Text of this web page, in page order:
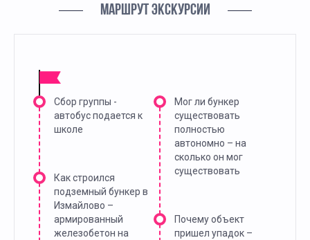
МАРШРУТ ЭКСКУРСИИ
Сбор группы -
автобус подается к
школе
Как строился
подземный бункер в
Измайлово –
армированный
железобетон на
Мог ли бункер
существовать
полностью
автономно – на
сколько он мог
существовать
Почему объект
пришел упадок –